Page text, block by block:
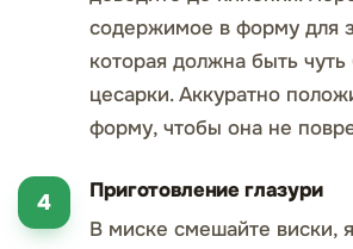
содержимое в форму для
которая должна быть
цесарки. Аккуратно
форму, чтобы она не
Приготовление глазури
В миске смешайте виски,